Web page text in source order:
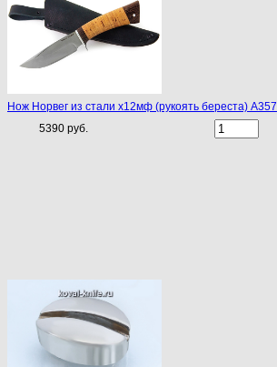
Нож Норвег из стали х12мф (рукоять береста) A357
5390 руб.